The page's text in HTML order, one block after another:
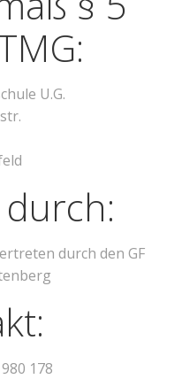
U.G.
durch den GF
178